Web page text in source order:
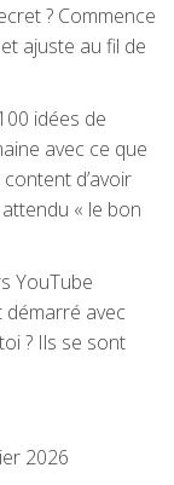
? Commence
ajuste au fil de
idées de
avec ce que
d’avoir
« le bon
YouTube
démarré avec
? Ils se sont
2026